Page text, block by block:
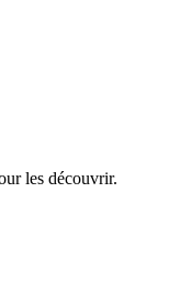
les découvrir.